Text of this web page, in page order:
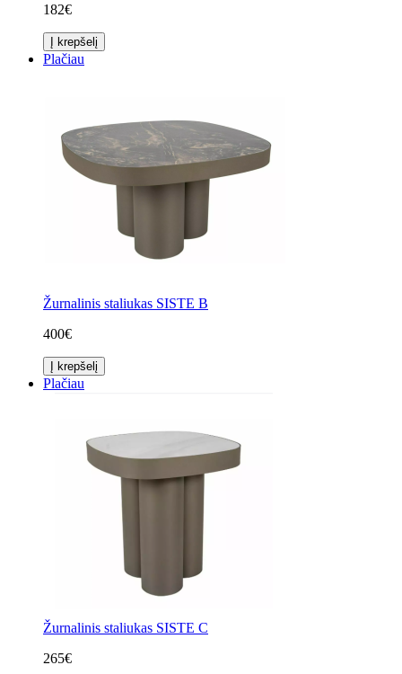
182€
Į krepšelį
Plačiau
Žurnalinis staliukas SISTE B
400€
Į krepšelį
Plačiau
Žurnalinis staliukas SISTE C
265€